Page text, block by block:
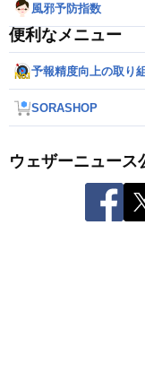
風邪予防指数
便利なメニュー
予報精度向上の取り
SORASHOP
ウェザーニュース